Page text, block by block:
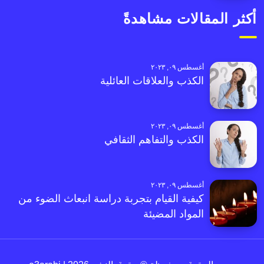
أكثر المقالات مشاهدةً
أغسطس ٠٩, ٢٠٢٣
الكذب والعلاقات العائلية
أغسطس ٠٩, ٢٠٢٣
الكذب والتفاهم الثقافي
أغسطس ٠٩, ٢٠٢٣
كيفية القيام بتجربة دراسة انبعاث الضوء من
المواد المضيئة